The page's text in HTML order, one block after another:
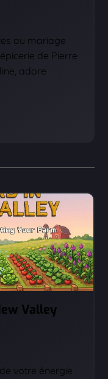
au mariage
de Pierre
adore
Valley
votre énergie